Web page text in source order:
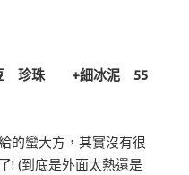
豆 珍珠 +細冰泥 55
的蠻大方，其實沒有很
! (到底是外面太熱還是